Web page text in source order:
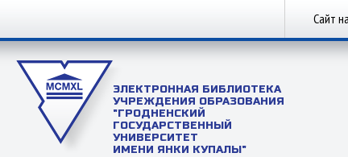
Сайт
ЭЛЕКТРОННАЯ БИБЛИОТЕКА
УЧРЕЖДЕНИЯ ОБРАЗОВАНИЯ
"ГРОДНЕНСКИЙ
ГОСУДАРСТВЕННЫЙ
УНИВЕРСИТЕТ
ИМЕНИ ЯНКИ КУПАЛЫ"